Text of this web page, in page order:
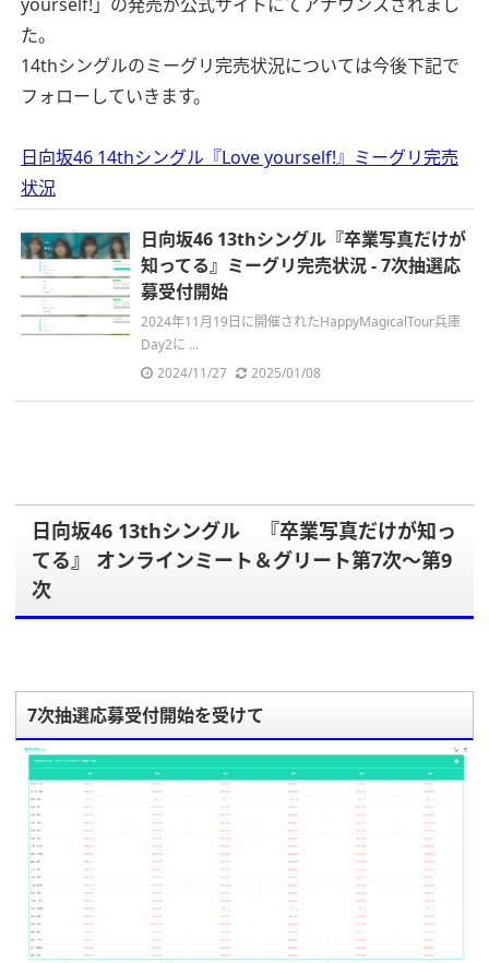
た。
14thシングルのミーグリ完売状況については今後下記で
フォローしていきます。
日向坂46 14thシングル『Love yourself!』ミーグリ完売
状況
日向坂46 13thシングル『卒業写真だけが
知ってる』ミーグリ完売状況 - 7次抽選応
募受付開始
2024年11月19日に開催されたHappyMagicalTour兵庫
Day2に ...
2024/11/27
2025/01/08
日向坂46 13thシングル 『卒業写真だけが知っ
てる』 オンラインミート＆グリート第7次～第9
次
7次抽選応募受付開始を受けて